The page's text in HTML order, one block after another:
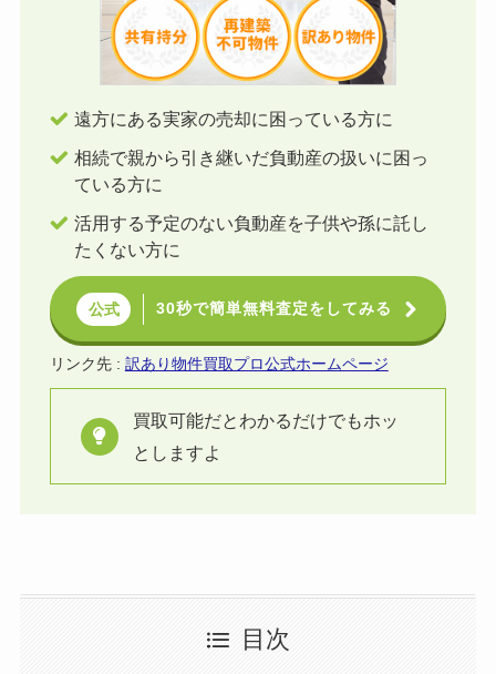
遠方にある実家の売却に困っている方に
相続で親から引き継いだ負動産の扱いに困っ
ている方に
活用する予定のない負動産を子供や孫に託し
たくない方に
公式 30秒で簡単無料査定をしてみる
リンク先 : 訳あり物件買取プロ公式ホームページ
買取可能だとわかるだけでもホッ
としますよ
目次